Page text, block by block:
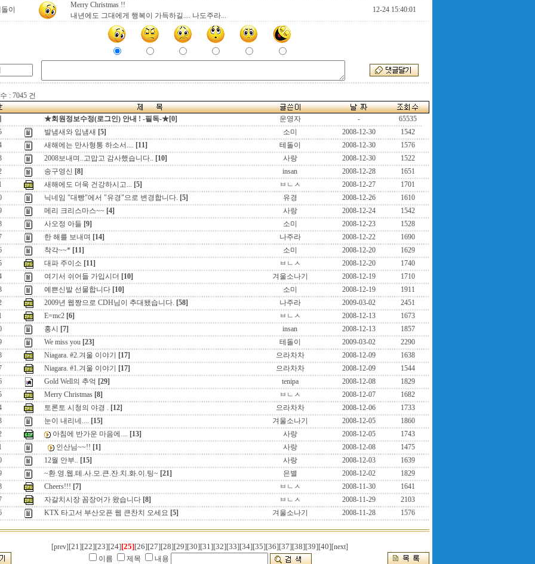
이
Merry Christmas !!
내년에도 그대에게 행복이 가득하길.... 나도주라...
12-24 15:40:01
: 7045 건
★회원정보수정(로그인) 안내 ! -필독-★[0] 운영자 -
65535
발냄새와 입냄새 [5] 소미 2008-12-30
1542
새해에는 만사형통 하소서.... [11] 테돌이 2008-12-30
1576
2008보내며..고맙고 감사했습니다.. [10] 사랑 2008-12-30
1522
송구영신 [8] insan 2008-12-28
1651
새해에도 더욱 건강하시고... [5] ㅂㄴㅅ 2008-12-27
1701
닉네임 "대빵"에서 "유경"으로 변경합니다. [5] 유경 2008-12-26
1610
메리 크리스마스~~ [4] 사랑 2008-12-24
1542
사오정 아들 [9] 소미 2008-12-23
1528
한 해를 보내며 [14] 나주라 2008-12-22
1690
착각~~* [11] 소미 2008-12-20
1629
대파 주이소 [11] ㅂㄴㅅ 2008-12-20
1740
여기서 쉬어들 가입시더 [10] 겨울소나기 2008-12-19
1710
예쁜신발 선물합니다 [10] 소미 2008-12-19
1911
2009년 웹짱으로 CDH님이 추대됐습니다. [58] 나주라 2009-03-02
2451
E=mc2 [6] ㅂㄴㅅ 2008-12-13
1673
홍시 [7] insan 2008-12-13
1857
We miss you [23] 테돌이 2009-03-02
2290
Niagara. #2.겨울 이야기 [17] 으라차차 2008-12-09
1638
Niagara. #1.겨울 이야기 [17] 으라차차 2008-12-09
1544
Gold Well의 추억 [29] tenipa 2008-12-08
1829
Merry Christmas [8] ㅂㄴㅅ 2008-12-07
1682
토론토 시청의 야경 . [12] 으라차차 2008-12-06
1733
눈이 내리네.... [15] 겨울소나기 2008-12-05
1860
아침에 반가운 마음에.... [13] 사랑 2008-12-05
1743
인산님~~!! [1] 사랑 2008-12-08
1475
12월 안부.. [15] 사랑 2008-12-03
1639
~환.영.웹.테.사.모.큰.잔.치.화.이.팅~ [21] 은별 2008-12-02
1829
Cheers!!! [7] ㅂㄴㅅ 2008-11-30
1641
자갈치시장 꼼장어가 왔습니다 [8] ㅂㄴㅅ 2008-11-29
2103
KTX 타고서 부산오픈 웹 큰찬치 오세요 [5] 겨울소나기 2008-11-28 1576
[prev] [21][22][23][24][25][26][27][28][29][30][31][32][33][34][35][36][37][38][39][40][next]
이름
제목 내용